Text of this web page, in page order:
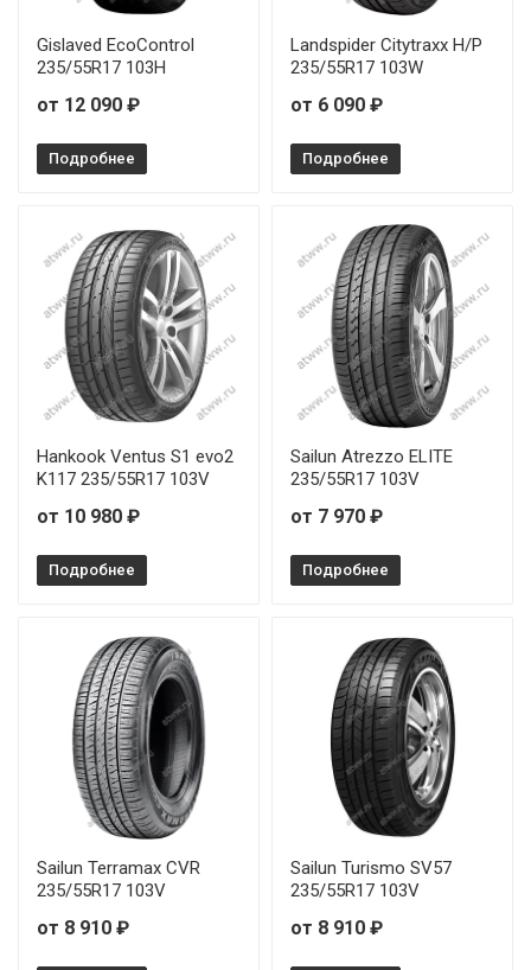
Gislaved EcoControl
235/55R17 103H
от 12 090 ₽
Подробнее
Landspider Citytraxx H/P
235/55R17 103W
от 6 090 ₽
Подробнее
Hankook Ventus S1 evo2
K117 235/55R17 103V
от 10 980 ₽
Подробнее
Sailun Atrezzo ELITE
235/55R17 103V
от 7 970 ₽
Подробнее
Sailun Terramax CVR
235/55R17 103V
от 8 910 ₽
Sailun Turismo SV57
235/55R17 103V
от 8 910 ₽